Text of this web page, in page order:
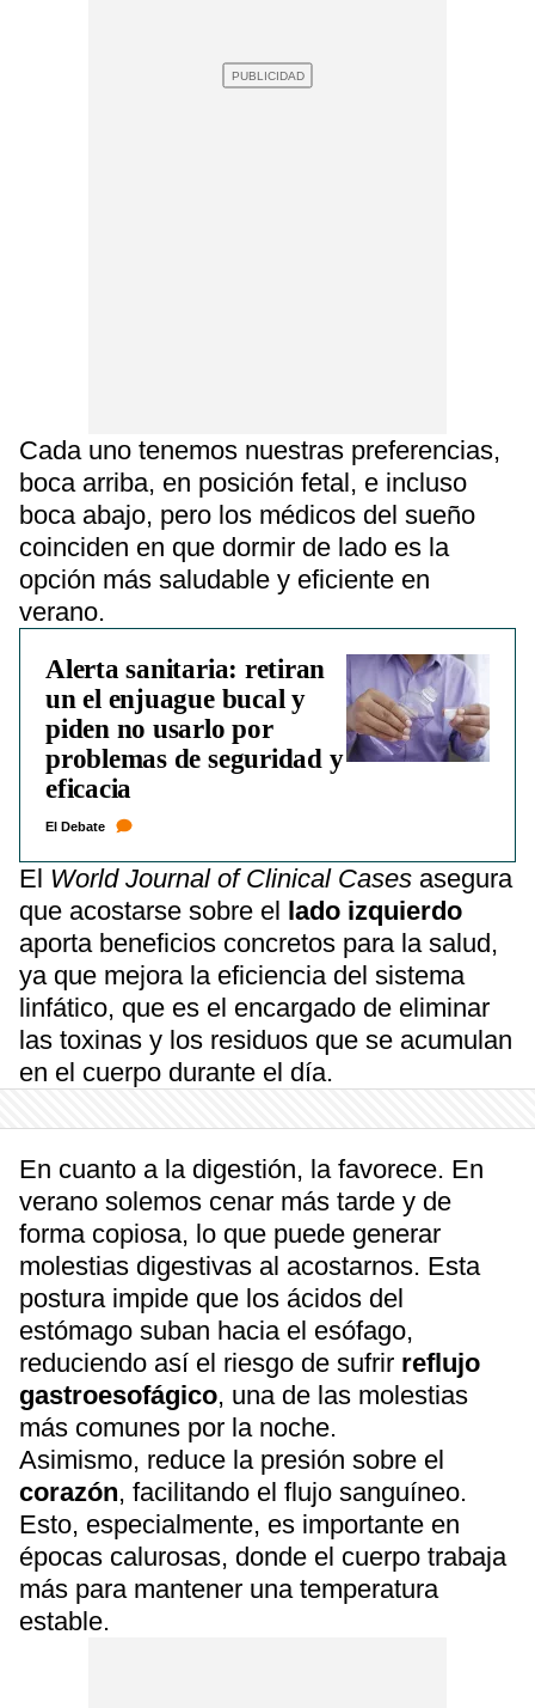
Cada uno tenemos nuestras preferencias,
boca arriba, en posición fetal, e incluso
boca abajo, pero los médicos del sueño
coinciden en que dormir de lado es la
opción más saludable y eficiente en
verano.
Alerta sanitaria: retiran
un el enjuague bucal y
piden no usarlo por
problemas de seguridad y
eficacia
El Debate
El World Journal of Clinical Cases asegura
que acostarse sobre el lado izquierdo
aporta beneficios concretos para la salud,
ya que mejora la eficiencia del sistema
linfático, que es el encargado de eliminar
las toxinas y los residuos que se acumulan
en el cuerpo durante el día.
En cuanto a la digestión, la favorece. En
verano solemos cenar más tarde y de
forma copiosa, lo que puede generar
molestias digestivas al acostarnos. Esta
postura impide que los ácidos del
estómago suban hacia el esófago,
reduciendo así el riesgo de sufrir reflujo
gastroesofágico, una de las molestias
más comunes por la noche.
Asimismo, reduce la presión sobre el
corazón, facilitando el flujo sanguíneo.
Esto, especialmente, es importante en
épocas calurosas, donde el cuerpo trabaja
más para mantener una temperatura
estable.